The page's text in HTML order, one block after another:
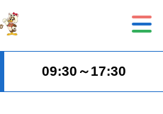
09:30～17:30